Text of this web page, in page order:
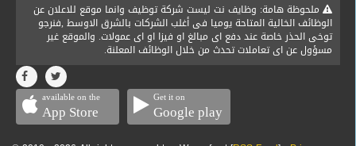
ملحوظة هامة: وظايف نت ليست شركة توظيف وانما موقع للاعلان عن
الوظائف الخالية المتاحة يوميا فى أغلب الشركات بالشرق الاوسط ,فنرجو
توخى الحذر خاصة عند دفع اى مبالغ او فيزا او اى عمولات. والموقع غير
مسؤول عن اى تعاملات تحدث من خلال الوظائف المعلنة.
available on the
App Store
Get it on
Google play